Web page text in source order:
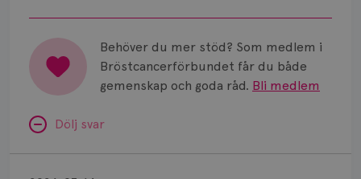
Universitetssjukhus i Umeå.
Behöver du mer stöd? Som medlem i
Bröstcancerförbundet får du både
gemenskap och goda råd. Bli medlem
Dölj svar